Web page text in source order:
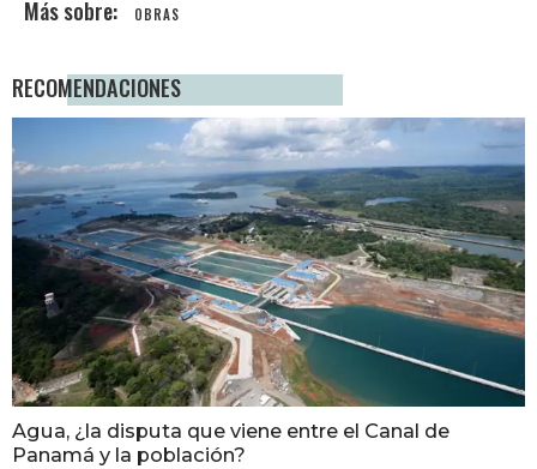
OBRAS
RECOMENDACIONES
Agua, ¿la disputa que viene entre el Canal de
Panamá y la población?